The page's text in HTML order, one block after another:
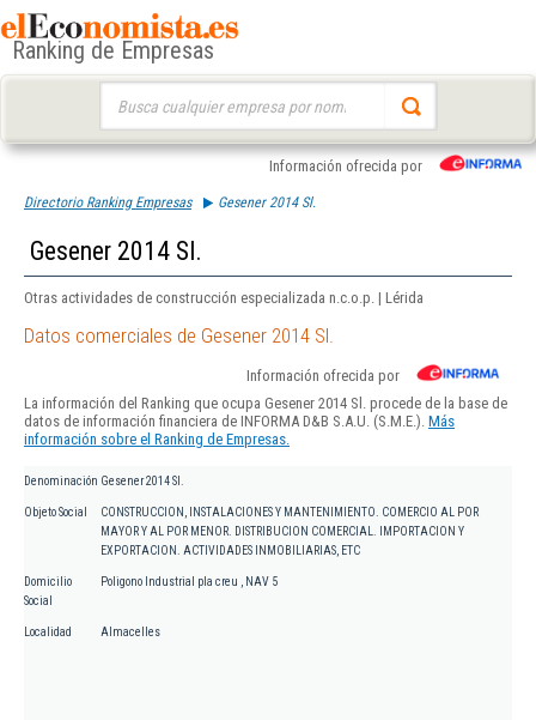
Ranking de Empresas
Información ofrecida por
Directorio Ranking Empresas Gesener 2014 Sl.
Gesener 2014 Sl.
Otras actividades de construcción especializada n.c.o.p. | Lérida
Datos comerciales de Gesener 2014 Sl.
Información ofrecida por
La información del Ranking que ocupa Gesener 2014 Sl. procede de la base de
datos de información financiera de INFORMA D&B S.A.U. (S.M.E.). Más
información sobre el Ranking de Empresas.
Denominación Gesener 2014 Sl.
Objeto Social
CONSTRUCCION, INSTALACIONES Y MANTENIMIENTO. COMERCIO AL POR
MAYOR Y AL POR MENOR. DISTRIBUCION COMERCIAL. IMPORTACION Y
EXPORTACION. ACTIVIDADES INMOBILIARIAS, ETC
Domicilio
Social
Poligono Industrial pla creu , NAV 5
Localidad Almacelles